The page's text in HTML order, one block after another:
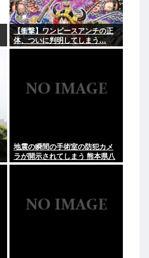
【衝撃】ワンピースアンチの正
体、ついに判明してしまう…
地震の瞬間の手術室の防犯カメ
ラが開示されてしまう 熊本県八
代